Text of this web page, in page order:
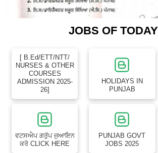
JOBS OF TODAY
[ B.Ed/ETT/NTT/
NURSES & OTHER
COURSES
ADMISSION 2025-
26]
HOLIDAYS IN
PUNJAB
ਵਟਸਐਪ ਗਰੁੱਪ ਜੁਆਇਨ
ਕਰੋ CLICK HERE
PUNJAB GOVT
JOBS 2025